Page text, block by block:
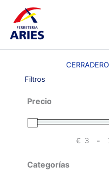
contenido
Filtros
Precio
€ -
Categorías